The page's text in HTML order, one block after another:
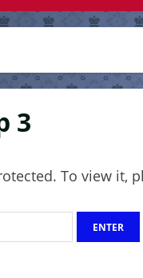
3
To view it,